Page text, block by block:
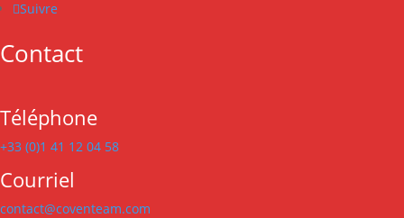
Suivre
Contact
Téléphone
+33 (0)1 41 12 04 58
Courriel
contact@coventeam.com